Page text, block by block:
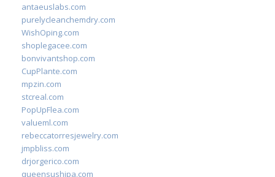
antaeuslabs.com
purelycleanchemdry.com
WishOping.com
shoplegacee.com
bonvivantshop.com
CupPlante.com
mpzin.com
stcreal.com
PopUpFlea.com
valueml.com
rebeccatorresjewelry.com
jmpbliss.com
drjorgerico.com
queensushipa.com